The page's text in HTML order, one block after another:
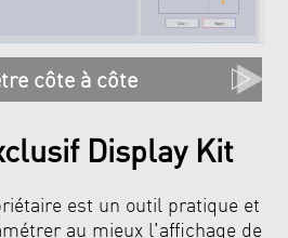
côte à côte
Display Kit
est un outil pratique et
au mieux l'affichage de